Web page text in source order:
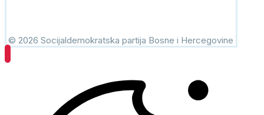
© 2026 Socijaldemokratska partija Bosne i Hercegovine